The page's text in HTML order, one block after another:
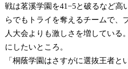
戦は茗溪学園を41−5と破るなど高
らでもトライを奪えるチームで、
人大会よりも激しさを増している
にしたいところ。
「桐蔭学園はさすがに選抜王者と